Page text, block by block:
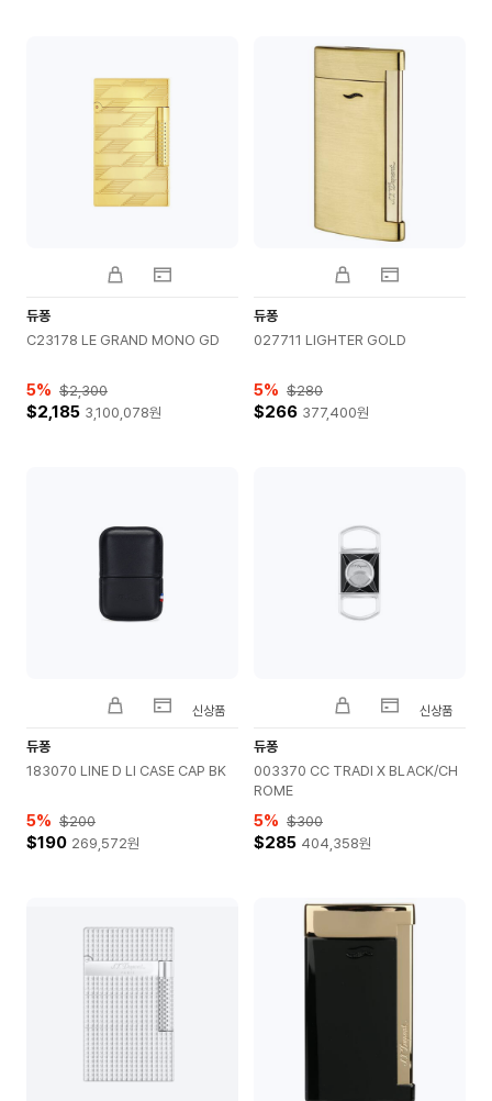
듀퐁
C23178 LE GRAND MONO GD
5% $2,300
$2,185 3,100,078원
듀퐁
027711 LIGHTER GOLD
5% $280
$266 377,400원
듀퐁
183070 LINE D LI CASE CAP BK
5% $200
$190 269,572원
신상품
듀퐁
003370 CC TRADI X BLACK/CH
ROME
5% $300
$285 404,358원
신상품